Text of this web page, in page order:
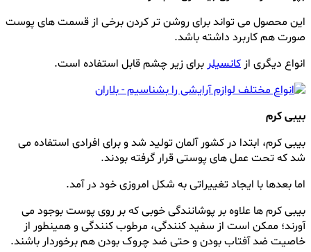
این محصول می تواند برای روشن تر کردن برخی از قسمت های پوست
صورت هم کاربرد داشته باشد.
انواع دیگری از کانسیلر برای زیر چشم قابل استفاده است.
بیبی کرم
بیبی کرم، ابتدا در کشور آلمان تولید شد و برای افرادی استفاده می
شد که تحت عمل های پوستی قرار گرفته بودند.
اما بعدها با ایجاد تغییراتی به شکل امروزی خود در آمد.
بیبی کرم ها علاوه بر پوشانندگی خوبی که بر روی پوست بوجود می
آورند؛ ممکن است از سفید کنندگی، مرطوب کنندگی و همینطور از
خاصیت ضد آفتاب بودن و حتی ضد چروک بودن هم برخوردار باشند.